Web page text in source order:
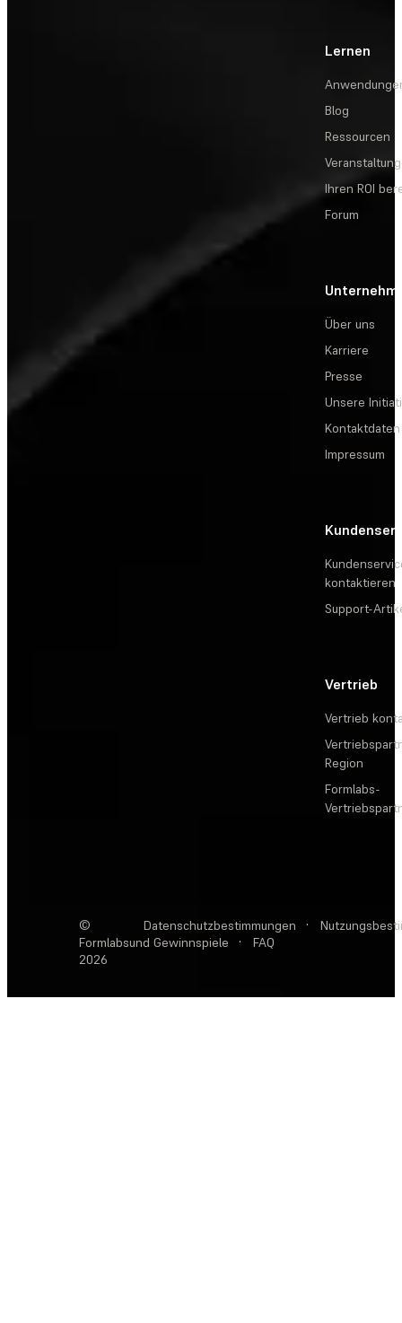
Lernen
Blog
Ressourcen
Ihren ROI
Forum
Über uns
Karriere
Presse
Unsere
Kontaktdaten
Impressum
kontaktieren
Support-
Vertrieb
Vertrieb
Region
Formlabs-
©
Formlabs
2026
Datenschutzbestimmungen ·
und Gewinnspiele
· FAQ